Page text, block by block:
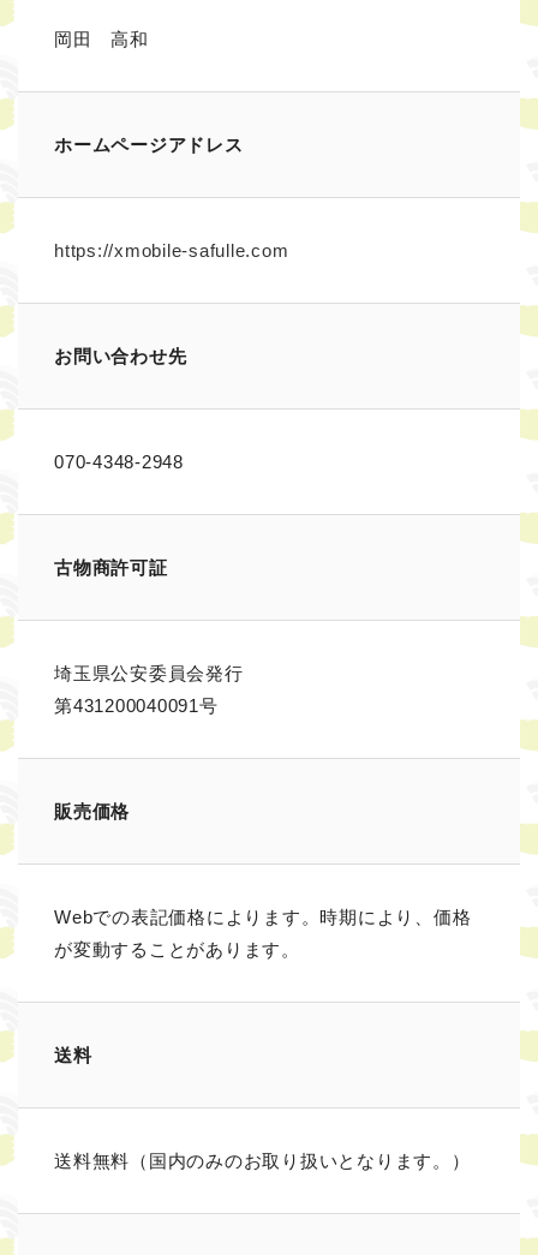
岡田 高和
ホームページアドレス
https://xmobile-safulle.com
お問い合わせ先
070-4348-2948
古物商許可証
埼玉県公安委員会発行
第431200040091号
販売価格
Webでの表記価格によります。時期により、価格
が変動することがあります。
送料
送料無料（国内のみのお取り扱いとなります。）